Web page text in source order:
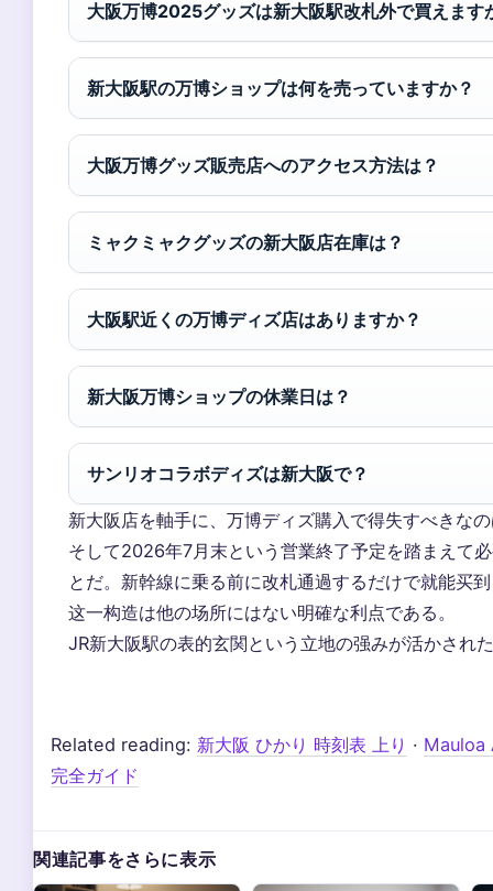
大阪万博2025グッズは新大阪駅改札外で買えます
新大阪駅の万博ショップは何を売っていますか？
大阪万博グッズ販売店へのアクセス方法は？
ミャクミャクグッズの新大阪店在庫は？
大阪駅近くの万博ディズ店はありますか？
新大阪万博ショップの休業日は？
サンリオコラボディズは新大阪で？
新大阪店を軸手に、万博ディズ購入で得失すべきな
そして2026年7月末という営業終了予定を踏まえて
とだ。新幹線に乗る前に改札通過するだけで就能买
这一构造は他の场所にはない明確な利点である。
JR新大阪駅の表的玄関という立地の强みが活かされ
Related reading: 新大阪 ひかり 時刻表 上り · Mauloa
完全ガイド
関連記事をさらに表示